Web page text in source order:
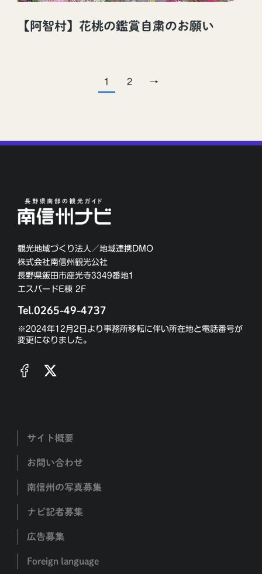
【阿智村】花桃の鑑賞自粛のお願い
1 2 →
観光地域づくり法人／地域連携DMO
株式会社南信州観光公社
長野県飯田市座光寺3349番地1
エスバードE棟 2F
Tel.0265-49-4737
※2024年12月2日より事務所移転に伴い所在地と電話番号が
変更になりました。
サイト概要
お問い合わせ
南信州の写真募集
ナビ記者募集
広告募集
Foreign language